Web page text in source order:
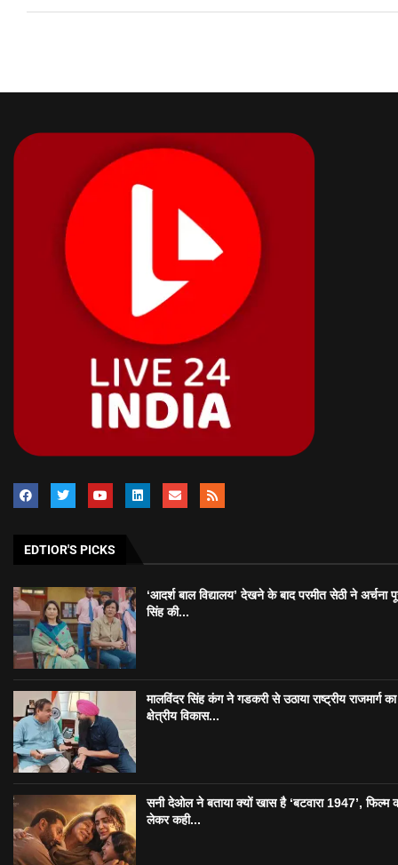
EDTIOR'S PICKS
‘आदर्श बाल विद्यालय’ देखने के बाद परमीत सेठी ने अर्चना
सिंह की...
मालविंदर सिंह कंग ने गडकरी से उठाया राष्ट्रीय राजमार्ग का
क्षेत्रीय विकास...
सनी देओल ने बताया क्यों खास है ‘बटवारा 1947’, फिल्म
लेकर कही...